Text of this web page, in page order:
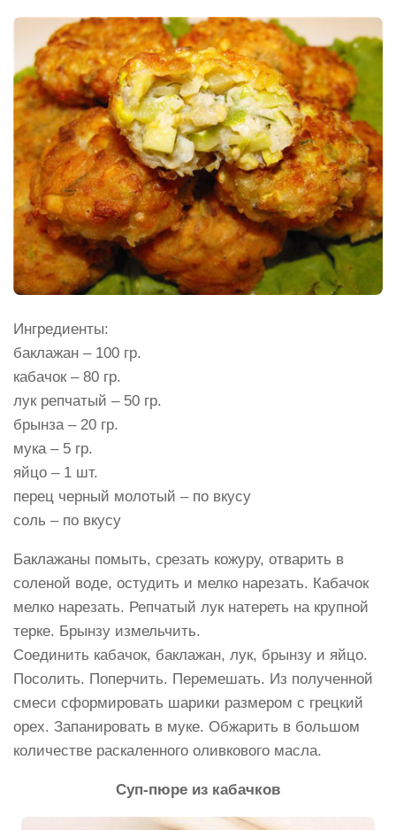
Ингредиенты:
баклажан – 100 гр.
кабачок – 80 гр.
лук репчатый – 50 гр.
брынза – 20 гр.
мука – 5 гр.
яйцо – 1 шт.
перец черный молотый – по вкусу
соль – по вкусу
Баклажаны помыть, срезать кожуру, отварить в
соленой воде, остудить и мелко нарезать. Кабачок
мелко нарезать. Репчатый лук натереть на крупной
терке. Брынзу измельчить.
Соединить кабачок, баклажан, лук, брынзу и яйцо.
Посолить. Поперчить. Перемешать. Из полученной
смеси сформировать шарики размером с грецкий
орех. Запанировать в муке. Обжарить в большом
количестве раскаленного оливкового масла.
Суп-пюре из кабачков